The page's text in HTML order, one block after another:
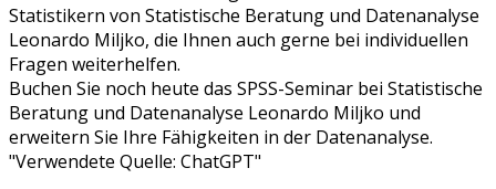
Statistikern von Statistische Beratung und Datenanalyse
Leonardo Miljko, die Ihnen auch gerne bei individuellen
Fragen weiterhelfen.
Buchen Sie noch heute das SPSS-Seminar bei Statistische
Beratung und Datenanalyse Leonardo Miljko und
erweitern Sie Ihre Fähigkeiten in der Datenanalyse.
"Verwendete Quelle: ChatGPT"